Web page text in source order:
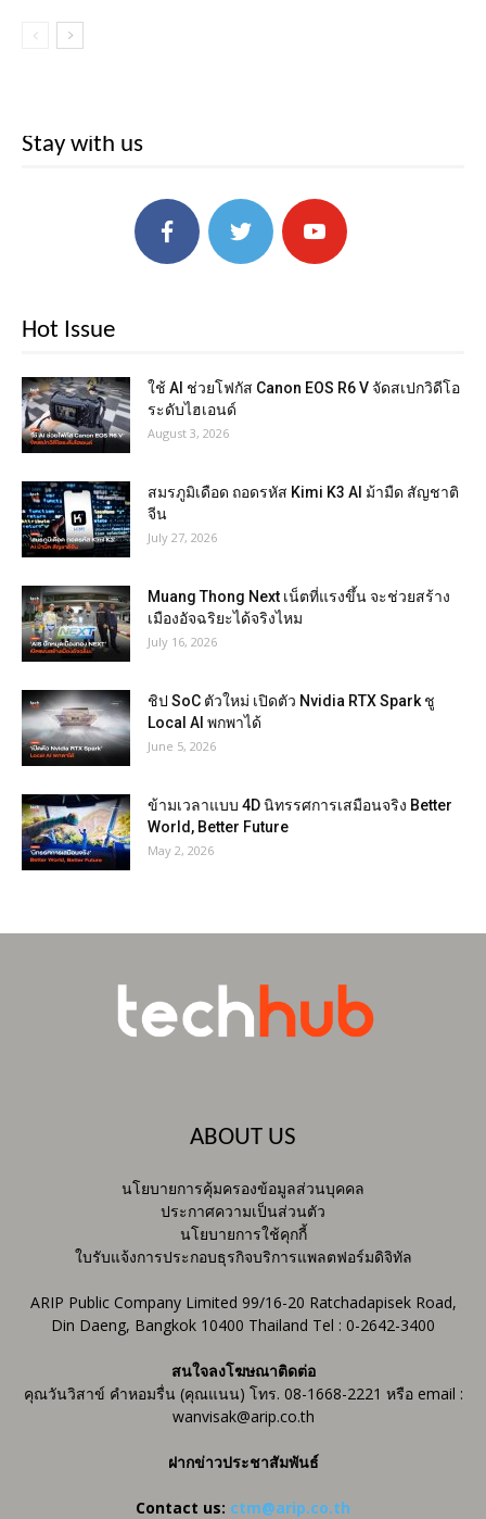
Stay with us
Hot Issue
ใช้ AI ช่วยโฟกัส Canon EOS R6 V จัดสเปกวิดีโอ
ระดับไฮเอนด์
August 3, 2026
สมรภูมิเดือด ถอดรหัส Kimi K3 AI ม้ามืด สัญชาติ
จีน
July 27, 2026
Muang Thong Next เน็ตที่แรงขึ้น จะช่วยสร้าง
เมืองอัจฉริยะได้จริงไหม
July 16, 2026
ชิป SoC ตัวใหม่ เปิดตัว Nvidia RTX Spark ชู
Local AI พกพาได้
June 5, 2026
ข้ามเวลาแบบ 4D นิทรรศการเสมือนจริง Better
World, Better Future
May 2, 2026
ABOUT US
นโยบายการคุ้มครองข้อมูลส่วนบุคคล
ประกาศความเป็นส่วนตัว
นโยบายการใช้คุกกี้
ใบรับแจ้งการประกอบธุรกิจบริการแพลตฟอร์มดิจิทัล
ARIP Public Company Limited 99/16-20 Ratchadapisek Road,
Din Daeng, Bangkok 10400 Thailand Tel : 0-2642-3400
สนใจลงโฆษณาติดต่อ
คุณวันวิสาข์ คำหอมรื่น (คุณแนน) โทร. 08-1668-2221 หรือ email :
wanvisak@arip.co.th
ฝากข่าวประชาสัมพันธ์
Contact us: ctm@arip.co.th